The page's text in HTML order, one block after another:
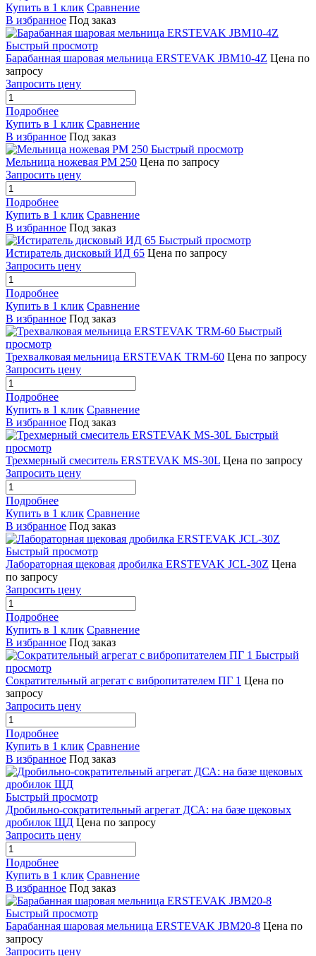
Купить в 1 клик Сравнение
В избранное Под заказ
Быстрый просмотр
Барабанная шаровая мельница ERSTEVAK JBM10-4Z Цена по
запросу
Запросить цену
Подробнее
Купить в 1 клик Сравнение
В избранное Под заказ
Быстрый просмотр
Мельница ножевая РМ 250 Цена по запросу
Запросить цену
Подробнее
Купить в 1 клик Сравнение
В избранное Под заказ
Быстрый просмотр
Истиратель дисковый ИД 65 Цена по запросу
Запросить цену
Подробнее
Купить в 1 клик Сравнение
В избранное Под заказ
Быстрый
просмотр
Трехвалковая мельница ERSTEVAK TRM-60 Цена по запросу
Запросить цену
Подробнее
Купить в 1 клик Сравнение
В избранное Под заказ
Быстрый
просмотр
Трехмерный смеситель ERSTEVAK MS-30L Цена по запросу
Запросить цену
Подробнее
Купить в 1 клик Сравнение
В избранное Под заказ
Быстрый просмотр
Лабораторная щековая дробилка ERSTEVAK JCL-30Z Цена
по запросу
Запросить цену
Подробнее
Купить в 1 клик Сравнение
В избранное Под заказ
Быстрый
просмотр
Сократительный агрегат с вибропитателем ПГ 1 Цена по
запросу
Запросить цену
Подробнее
Купить в 1 клик Сравнение
В избранное Под заказ
Быстрый просмотр
Дробильно-сократительный агрегат ДСА: на базе щековых
дробилок ЩД Цена по запросу
Запросить цену
Подробнее
Купить в 1 клик Сравнение
В избранное Под заказ
Быстрый просмотр
Барабанная шаровая мельница ERSTEVAK JBM20-8 Цена по
запросу
Запросить цену